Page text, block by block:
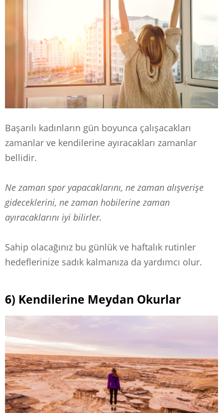
Başarılı kadınların gün boyunca çalışacakları
zamanlar ve kendilerine ayıracakları zamanlar
bellidir.
Ne zaman spor yapacaklarını, ne zaman alışverişe
gideceklerini, ne zaman hobilerine zaman
ayıracaklarını iyi bilirler.
Sahip olacağınız bu günlük ve haftalık rutinler
hedeflerinize sadık kalmanıza da yardımcı olur.
6) Kendilerine Meydan Okurlar